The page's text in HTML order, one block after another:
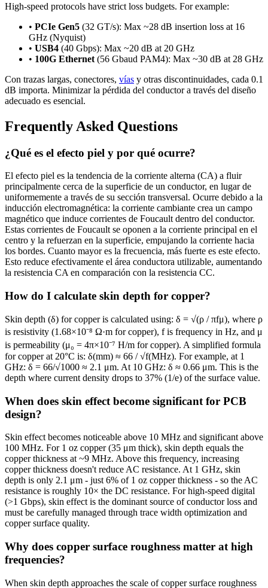
High-speed protocols have strict loss budgets. For example:
• PCIe Gen5 (32 GT/s): Max ~28 dB insertion loss at 16
GHz (Nyquist)
• USB4 (40 Gbps): Max ~20 dB at 20 GHz
• 100G Ethernet (56 Gbaud PAM4): Max ~30 dB at 28 GHz
Con trazas largas, conectores, vías y otras discontinuidades, cada 0.1
dB importa. Minimizar la pérdida del conductor a través del diseño
adecuado es esencial.
Frequently Asked Questions
¿Qué es el efecto piel y por qué ocurre?
El efecto piel es la tendencia de la corriente alterna (CA) a fluir
principalmente cerca de la superficie de un conductor, en lugar de
uniformemente a través de su sección transversal. Ocurre debido a la
inducción electromagnética: la corriente cambiante crea un campo
magnético que induce corrientes de Foucault dentro del conductor.
Estas corrientes de Foucault se oponen a la corriente principal en el
centro y la refuerzan en la superficie, empujando la corriente hacia
los bordes. Cuanto mayor es la frecuencia, más fuerte es este efecto.
Esto reduce efectivamente el área conductora utilizable, aumentando
la resistencia CA en comparación con la resistencia CC.
How do I calculate skin depth for copper?
Skin depth (δ) for copper is calculated using: δ = √(ρ / πfμ), where ρ
is resistivity (1.68×10⁻⁸ Ω·m for copper), f is frequency in Hz, and μ
is permeability (μ₀ = 4π×10⁻⁷ H/m for copper). A simplified formula
for copper at 20°C is: δ(mm) ≈ 66 / √f(MHz). For example, at 1
GHz: δ = 66/√1000 ≈ 2.1 μm. At 10 GHz: δ ≈ 0.66 μm. This is the
depth where current density drops to 37% (1/e) of the surface value.
When does skin effect become significant for PCB
design?
Skin effect becomes noticeable above 10 MHz and significant above
100 MHz. For 1 oz copper (35 μm thick), skin depth equals the
copper thickness at ~9 MHz. Above this frequency, increasing
copper thickness doesn't reduce AC resistance. At 1 GHz, skin
depth is only 2.1 μm - just 6% of 1 oz copper thickness - so the AC
resistance is roughly 10× the DC resistance. For high-speed digital
(>1 Gbps), skin effect is the dominant source of conductor loss and
must be carefully managed through trace width optimization and
copper surface quality.
Why does copper surface roughness matter at high
frequencies?
When skin depth approaches the scale of copper surface roughness